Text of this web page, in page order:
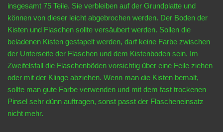
insgesamt 75 Teile. Sie verbleiben auf der Grundplatte und
können von dieser leicht abgebrochen werden. Der Boden der
Kisten und Flaschen sollte versäubert werden. Sollen die
beladenen Kisten gestapelt werden, darf keine Farbe zwischen
der Unterseite der Flaschen und dem Kistenboden sein. Im
Zweifelsfall die Flaschenböden vorsichtig über eine Feile ziehen
oder mit der Klinge abziehen. Wenn man die Kisten bemalt,
sollte man gute Farbe verwenden und mit dem fast trockenen
Pinsel sehr dünn auftragen, sonst passt der Flascheneinsatz
nicht mehr.